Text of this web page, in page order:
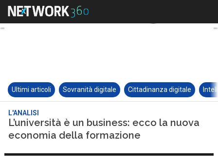
Ultimi articoli Sovranità digitale Cittadinanza digitale
L'ANALISI
L’università è un business: ecco la nuova
economia della formazione